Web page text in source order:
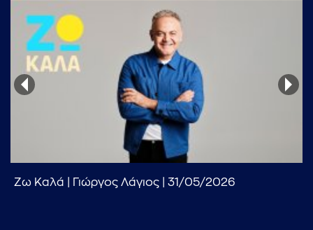
Ζω Καλά | Γιώργος Λάγιος | 31/05/2026